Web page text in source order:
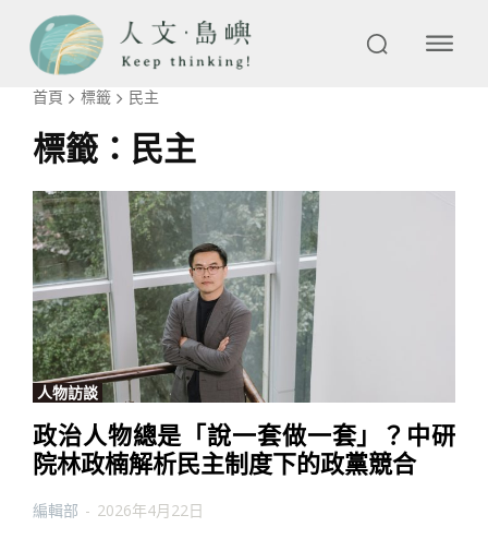
首頁 標籤 民主
標籤： 民主
人物訪談
政治人物總是「說一套做一套」？中研
院林政楠解析民主制度下的政黨競合
編輯部 - 2026年4月22日